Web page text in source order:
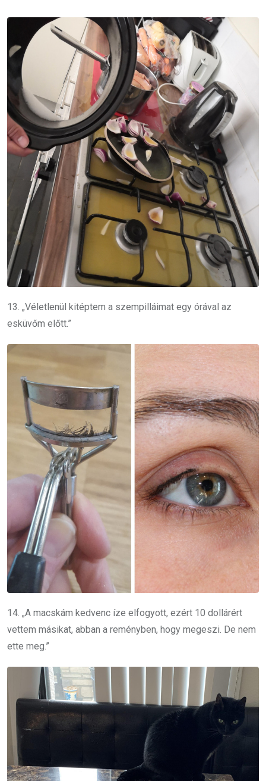
13. „Véletlenül kitéptem a szempilláimat egy órával az
esküvőm előtt.”
14. „A macskám kedvenc íze elfogyott, ezért 10 dollárért
vettem másikat, abban a reményben, hogy megeszi. De nem
ette meg.”